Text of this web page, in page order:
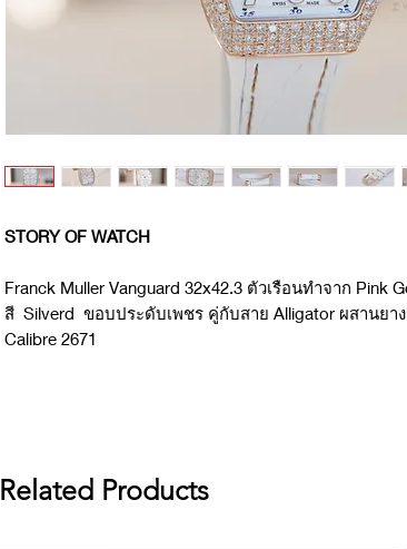
STORY OF WATCH
Franck Muller Vanguard 32x42.3 ตัวเรือนทำจาก Pink
สี Silverd ขอบประดับเพชร คู่กับสาย Alligator ผสานยา
Calibre 2671
Related Products